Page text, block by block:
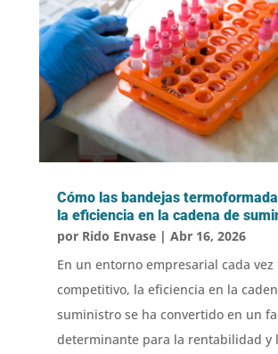
Cómo las bandejas
la eficiencia en la cadena de
por Rido Envase| Abr 16, 2026
En un entorno empresarial cada vez
competitivo, la eficiencia en la
suministro se ha convertido en un
determinante para la rentabilidad y